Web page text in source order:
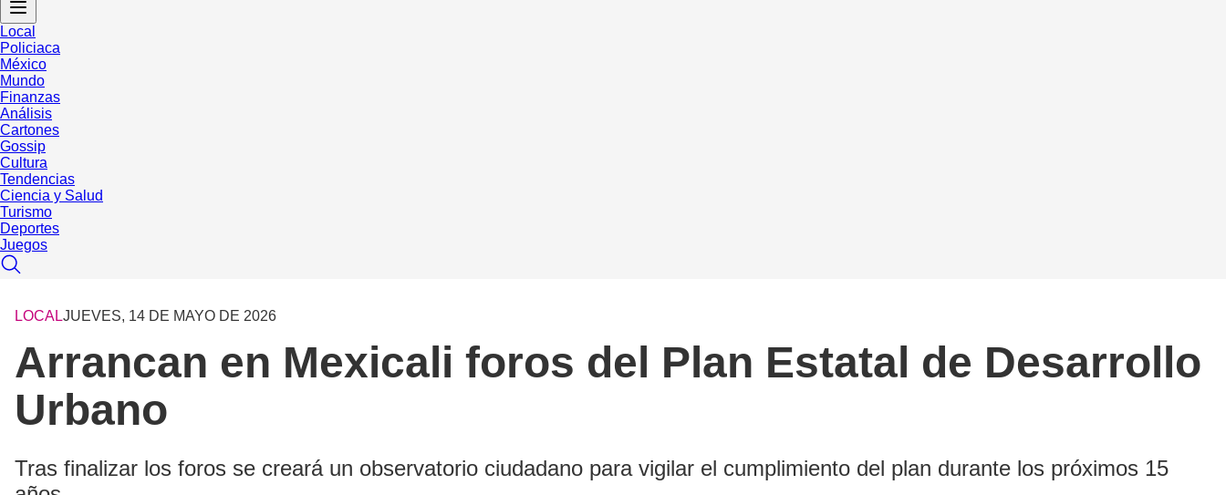
Local
Policiaca
México
Mundo
Finanzas
Análisis
Cartones
Gossip
Cultura
Tendencias
Ciencia y Salud
Turismo
Deportes
Juegos
LOCALJUEVES, 14 DE MAYO DE 2026
Arrancan en Mexicali foros del Plan Estatal de Desarrollo
Urbano
Tras finalizar los foros se creará un observatorio ciudadano para vigilar el cumplimiento del plan durante los próximos 15